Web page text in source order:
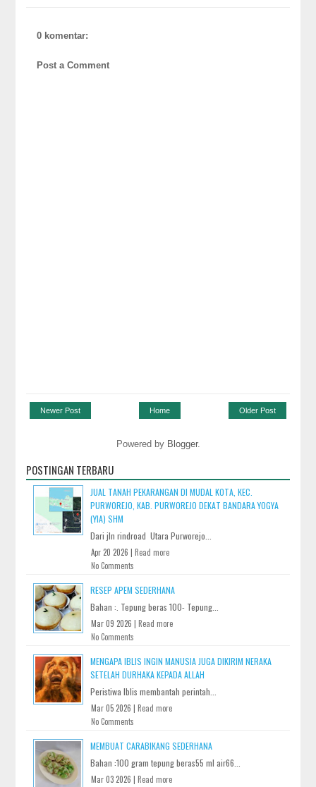
0 komentar:
Post a Comment
Newer Post Older Post
Home
Powered by Blogger.
POSTINGAN TERBARU
JUAL TANAH PEKARANGAN DI MUDAL KOTA, KEC.
PURWOREJO, KAB. PURWOREJO DEKAT BANDARA YOGYA
(YIA) SHM
Dari jln rindroad Utara Purworejo...
Apr 20 2026 |Read more
No Comments
RESEP APEM SEDERHANA
Bahan :. Tepung beras 100- Tepung...
Mar 09 2026 |Read more
No Comments
MENGAPA IBLIS INGIN MANUSIA JUGA DIKIRIM NERAKA
SETELAH DURHAKA KEPADA ALLAH
Peristiwa Iblis membantah perintah...
Mar 05 2026 |Read more
No Comments
MEMBUAT CARABIKANG SEDERHANA
Bahan :100 gram tepung beras55 ml air66...
Mar 03 2026 |Read more